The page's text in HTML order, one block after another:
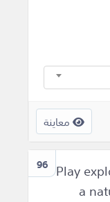
معاينة
96 Play
a